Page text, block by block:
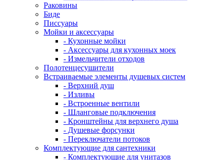
Раковины
Биде
Писсуары
Мойки и аксессуары
- Кухонные мойки
- Аксессуары для кухонных моек
- Измельчители отходов
Полотенцесушители
Встраиваемые элементы душевых систем
- Верхний душ
- Изливы
- Встроенные вентили
- Шланговые подключения
- Кронштейны для верхнего душа
- Душевые форсунки
- Переключатели потоков
Комплектующие для сантехники
- Комплектующие для унитазов